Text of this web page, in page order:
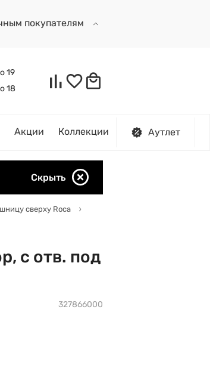
покупателям
19
18
Акции Коллекции Аутлет
Скрыть
сверху Roca
с отв. под
327866000